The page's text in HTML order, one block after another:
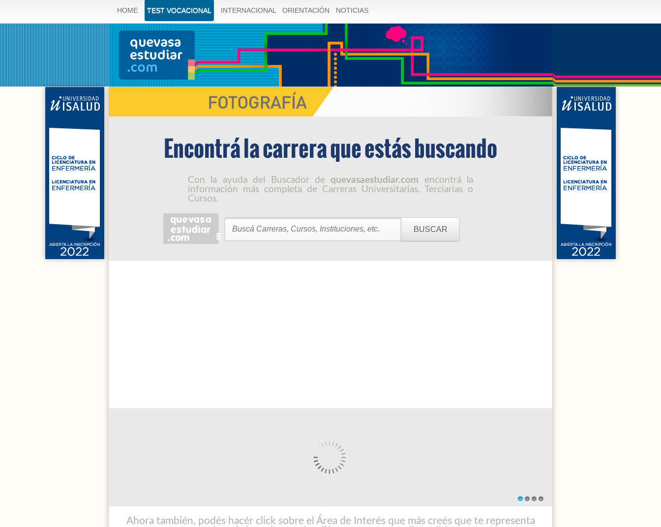
HOME TEST VOCACIONAL INTERNACIONAL ORIENTACIÓN NOTICIAS
Encontrá la carrera que estás buscando
Con la ayuda del Buscador de quevasaestudiar.com encontrá la
información más completa de Carreras Universitarias, Terciarias o
Cursos.
Ahora también, podés hacér click sobre el Área de Interés que más creés que te representa